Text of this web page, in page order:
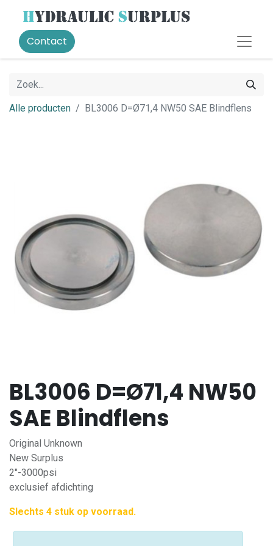
Contact
Alle producten BL3006 D=Ø71,4 NW50 SAE Blindflens
BL3006 D=Ø71,4 NW50
SAE Blindflens
Original Unknown
New Surplus
2"-3000psi
exclusief afdichting
Slechts 4 stuk op voorraad.